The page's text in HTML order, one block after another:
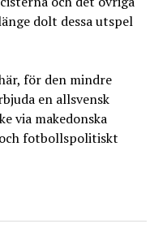
dolt dessa utspel
för den mindre
en allsvensk
via makedonska
fotbollspolitiskt